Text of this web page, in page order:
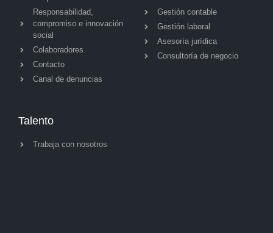
Responsabilidad,
compromiso e innovación
social
Colaboradores
Contacto
Canal de denuncias
Gestión contable
Gestión laboral
Asesoría jurídica
Consultoría de negocio
Talento
Trabaja con nosotros